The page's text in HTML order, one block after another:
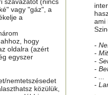
vagy "gáz", a
a
hogy
oldalra (azért
egyszer
nemtetszésedet
közülük,
ami
-
-
-
-
- ...
-